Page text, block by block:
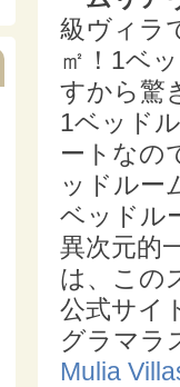
級ヴィラ
㎡！1ベ
すから驚
1ベッド
ートなの
ッドルー
ベッドル
異次元的
は、この
公式サイ
グラマラ
Mulia